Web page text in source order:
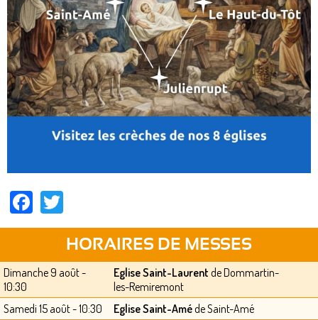
Facebook
HORAIRES DE MESSES
Dimanche 9 août -
10:30
Eglise Saint-Laurent de Dommartin-
les-Remiremont
Samedi 15 août - 10:30
Eglise Saint-Améde Saint-Amé